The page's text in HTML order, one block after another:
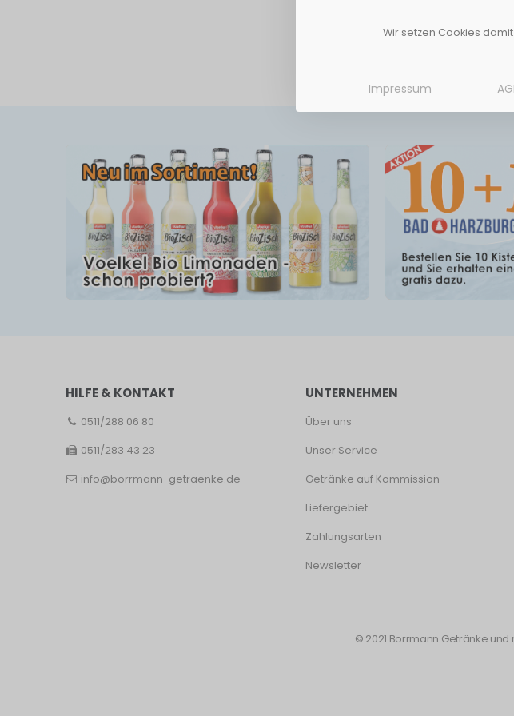
HILFE & KONTAKT
0511/288 06 80
0511/283 43 23
info@borrmann-getraenke.de
UNTERNEHMEN
Über uns
Unser Service
Getränke auf Kommission
Liefergebiet
Zahlungsarten
Newsletter
© 2021 Borrmann Getränke
Wir setzen Cookies
Impressum